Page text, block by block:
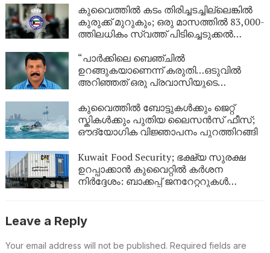
കുവൈത്തിൽ കടം തിരിച്ചടച്ചില്ലെങ്കിൽ
കുരുക്ക് മുറുകും; ഒരു മാസത്തിൽ 83,000-
ത്തിലധികം സ്വത്ത് പിടിച്ചെടുക്കൽ
“പാർക്കിലെ ബെഞ്ചിൽ
ഉറങ്ങുകയാണെന്ന് കരുതി…ഒടുവിൽ
അറിഞ്ഞത് ഒരു പ്രവാസിയുടെ
യുഎഇയിലെ തെരുവിൽ; ‘വാപ്പയെ
കാണണം’ എന്ന് കണ്ണീരോടെ മകൾ
കുവൈത്തിൽ ബോട്ടുകൾക്കും ജെറ്റ്
സ്കികൾക്കും പുതിയ ലൈസൻസ് ഫീസ്;
ഔദ്യോഗിക വിജ്ഞാപനം പുറത്തിറങ്ങി
Kuwait Food Security; ഭക്ഷ്യ സുരക്ഷ
ഉറപ്പാക്കാൻ കുവൈറ്റിൽ കർശന
നിർദ്ദേശം: ബാക്കപ്പ് ജനറേറ്ററുകൾ
Leave a Reply
Your email address will not be published. Required fields are